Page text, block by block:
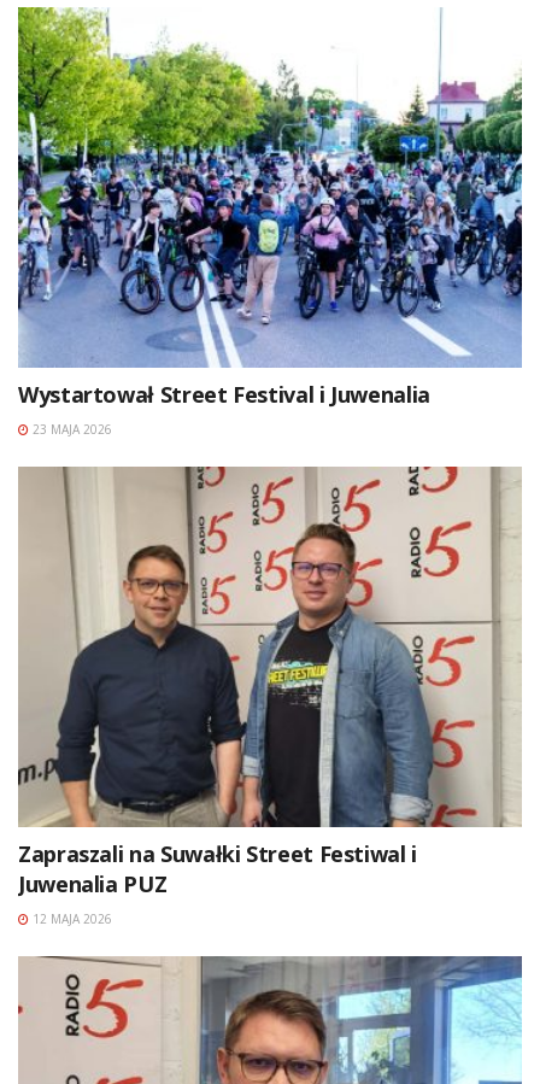
Wystartował Street Festival i Juwenalia
23 MAJA 2026
Zapraszali na Suwałki Street Festiwal i
Juwenalia PUZ
12 MAJA 2026